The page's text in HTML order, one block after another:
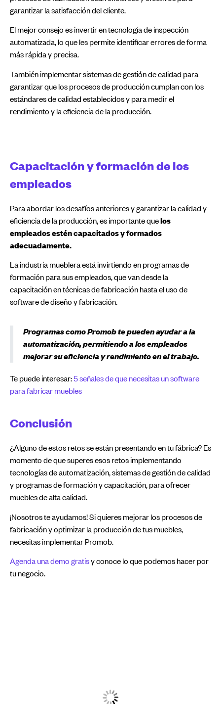
garantizar la satisfacción del cliente.
El mejor consejo es invertir en tecnología de inspección
automatizada, lo que les permite identificar errores de forma
más rápida y precisa.
También implementar sistemas de gestión de calidad para
garantizar que los procesos de producción cumplan con los
estándares de calidad establecidos y para medir el
rendimiento y la eficiencia de la producción.
Capacitación y formación de los
empleados
Para abordar los desafíos anteriores y garantizar la calidad y
eficiencia de la producción, es importante quelos
empleados estén capacitados y formados
adecuadamente.
La industria mueblera está invirtiendo en programas de
formación para sus empleados, que van desde la
capacitación en técnicas de fabricación hasta el uso de
software de diseño y fabricación.
Programas como Promob te pueden ayudar a la
automatización, permitiendo a los empleados
mejorar su eficiencia y rendimiento en el trabajo.
Te puede interesar:5 señales de que necesitas un software
para fabricar muebles
Conclusión
¿Alguno de estos retos se están presentando en tu fábrica? Es
momento de que superes esos retos implementando
tecnologías de automatización, sistemas de gestión de calidad
y programas de formación y capacitación, para ofrecer
muebles de alta calidad.
¡Nosotros te ayudamos! Si quieres mejorar los procesos de
fabricación y optimizar la producción de tus muebles,
necesitas implementar Promob.
Agenda una demo gratisy conoce lo que podemos hacer por
tu negocio.